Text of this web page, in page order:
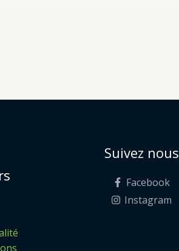
Suivez nous
Facebook
Instagram